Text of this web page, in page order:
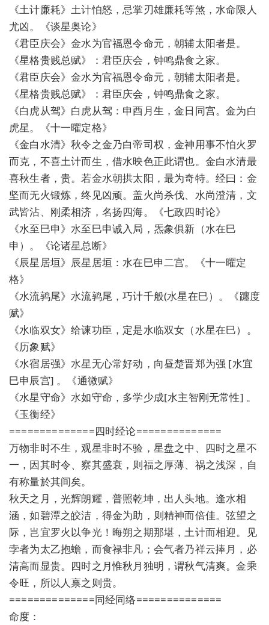
《土计廉耗》土计怕怒，忌掌刃雄廉耗等煞，水命限人
尤凶。《谈星奥论》
《君臣庆会》金水为官福恩令命元，朝辅太阳者是。
《星格贵贱总赋》：君臣庆会，钟鸣鼎食之家。
《君臣庆会》金水为官福恩令命元，朝辅太阳者是。
《星格贵贱总赋》：君臣庆会，钟鸣鼎食之家。
《白虎从驾》白虎从驾：申酉月生，金日同宫。金为白
虎星。《十一曜定格》
《金白水清》秋令之金乃白帝司权，金神用事不怕火罗
而克，不喜土计而生，借水映色正此谓也。金白水清最
喜秋生者，贵。若金水朝拱太阳，最为奇特。经曰：金
坚而无火锻炼，终见凶顽。盖火尚杀伐、水尚澄清，文
武皆沾、刚柔相济，名扬四海。《七政四时论》
《水至巳申》水至巳申诚入局，炁象俱新（水在巳
申）。《论诸星总断》
《辰星居垣》辰星居垣：水在巳申二宫。《十一曜定
格》
《水流鹑尾》水流鹑尾，巧计千般(水星在巳）。《躔度
赋》
《水临双女》给谏功臣，定是水临双女（水星在巳）。
《历象赋》
《水宿居强》水星无心常好动，向昼楚晋郑为强 [水宜
巳申辰宫] 。《通微赋》
《水星守命》水如守命，多学少成[水主智刚无常性] 。
《玉衡经》
==============四时经论==============
万物非时不生，观星非时不验，星盘之中、四时之星不
一，因其时令、察其盛衰，则福之厚薄、祸之浅深，自
有称量於其间矣。
秋天之月，光辉朗耀，普照乾坤，出人头地。逢水相
涵，如碧潭之皎洁，得金为助，则精神而倍佳。弦望之
际，岂宜罗火以争光！晦朔之期那堪，土计而相迎。见
孛者为太乙抱蟾，而食禄非凡；会气者乃祥云捧月，必
清高而显贵。四时之月惟秋月独明，谓秋气清爽。金乘
令旺，所以人禀之则贵。
==============同经同络==============
命度：